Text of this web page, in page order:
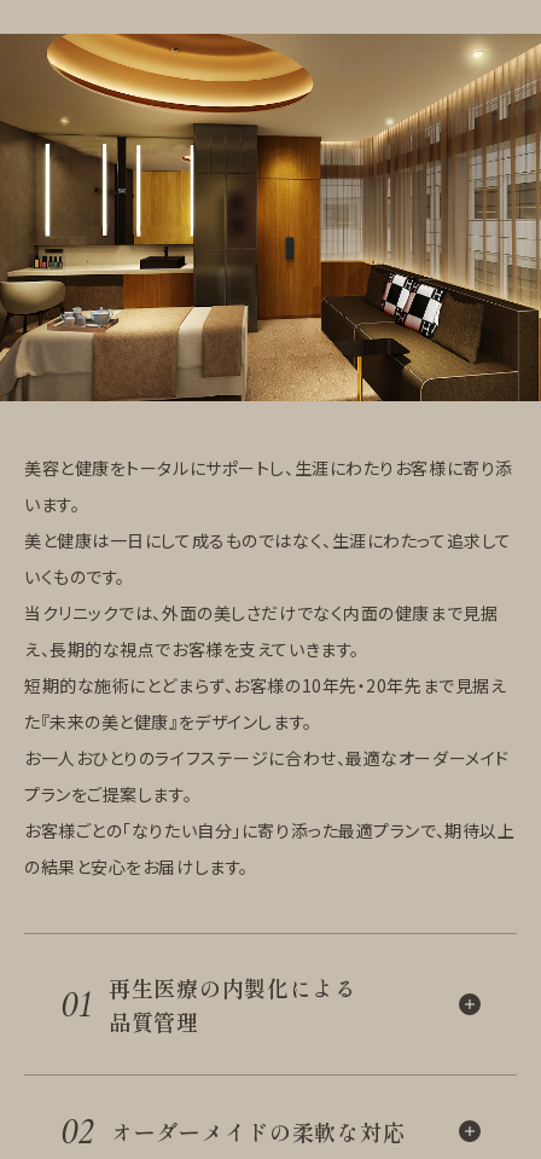
美容と健康をトータルにサポートし、生涯にわたりお客様に寄り添
います。
美と健康は一日にして成るものではなく、生涯にわたって追求して
いくものです。
当クリニックでは、外面の美しさだけでなく内面の健康まで見据
え、長期的な視点でお客様を支えていきます。
短期的な施術にとどまらず、お客様の10年先・20年先まで見据え
た『未来の美と健康』をデザインします。
お一人おひとりのライフステージに合わせ、最適なオーダーメイド
プランをご提案します。
お客様ごとの「なりたい自分」に寄り添った最適プランで、期待以上
の結果と安心をお届けします。
01
再生医療の内製化による
品質管理
02 オーダーメイドの柔軟な対応